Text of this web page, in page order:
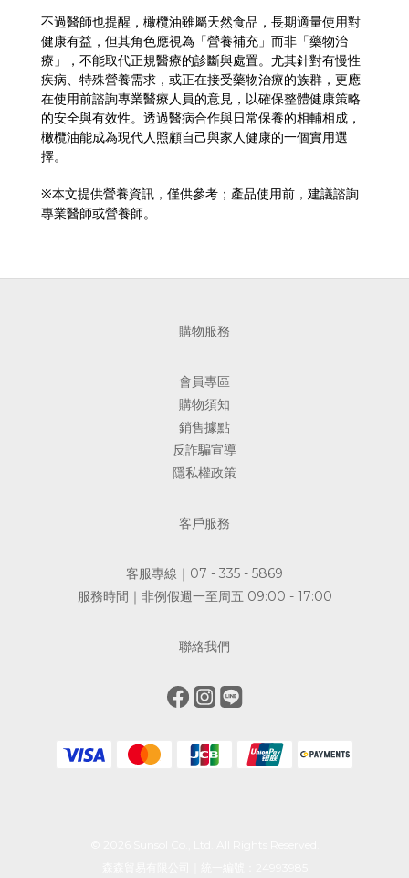
不過醫師也提醒，橄欖油雖屬天然食品，長期適量使用對
健康有益，但其角色應視為「營養補充」而非「藥物治
療」，不能取代正規醫療的診斷與處置。尤其針對有慢性
疾病、特殊營養需求，或正在接受藥物治療的族群，更應
在使用前諮詢專業醫療人員的意見，以確保整體健康策略
的安全與有效性。透過醫病合作與日常保養的相輔相成，
橄欖油能成為現代人照顧自己與家人健康的一個實用選
擇。
※本文提供營養資訊，僅供參考；產品使用前，建議諮詢
專業醫師或營養師。
購物服務
會員專區
購物須知
銷售據點
反詐騙宣導
隱私權政策
客戶服務
客服專線｜07 - 335 - 5869
服務時間｜非例假週一至周五 09:00 - 17:00
聯絡我們